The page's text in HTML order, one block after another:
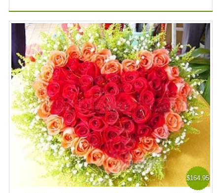
$164.95